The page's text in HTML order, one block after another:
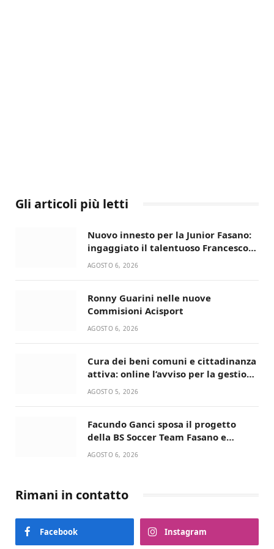
Gli articoli più letti
Nuovo innesto per la Junior Fasano:
ingaggiato il talentuoso Francesco
Lupo Timini
AGOSTO 6, 2026
Ronny Guarini nelle nuove
Commisioni Acisport
AGOSTO 6, 2026
Cura dei beni comuni e cittadinanza
attiva: online l’avviso per la gestione
condivisa della Villetta di Laureto
AGOSTO 5, 2026
Facundo Ganci sposa il progetto
della BS Soccer Team Fasano e
ritorna in campo
AGOSTO 6, 2026
Rimani in contatto
Facebook Instagram